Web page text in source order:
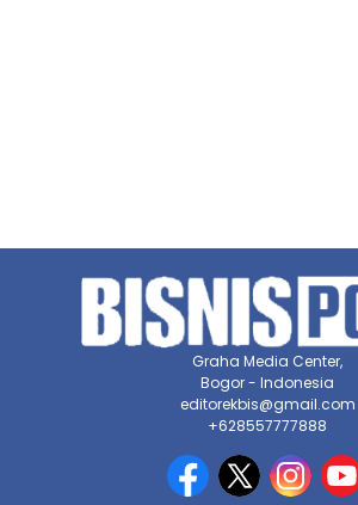
Graha Media Center,
Bogor - Indonesia
editorekbis@gmail.com
+628557777888